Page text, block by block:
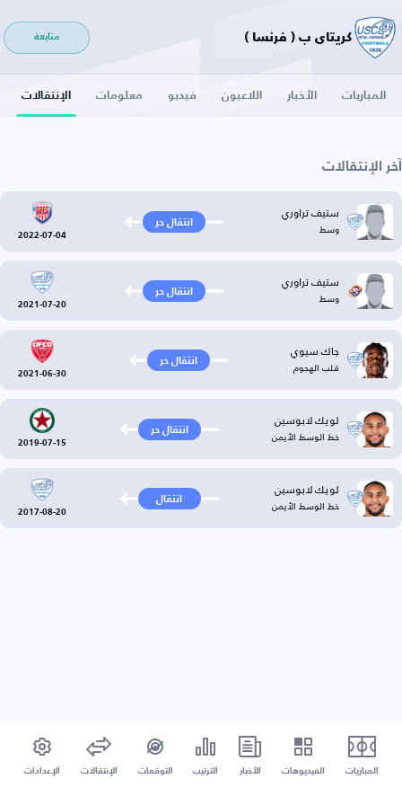
كريتاي ب ( فرنسا ) متابعة
المباريات الأخبار اللاعبون فيديو معلومات الإنتقالات
آخر الإنتقالات
ستيف تراوري
وسط انتقال حر
2022-07-04
ستيف تراوري
وسط انتقال حر
2021-07-20
جاك سيوي
قلب الهجوم انتقال حر
2021-06-30
لويك لابوسين
خط الوسط الأيمن انتقال حر
2019-07-15
لويك لابوسين
خط الوسط الأيمن انتقال
2017-08-20
المباريات الفيديوهات الأخبار الترتيب التوقعات الإنتقالات الإعدادات